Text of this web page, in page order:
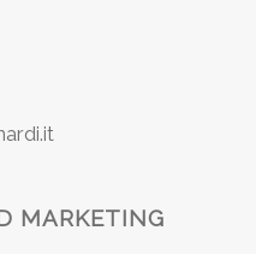
MARKETING